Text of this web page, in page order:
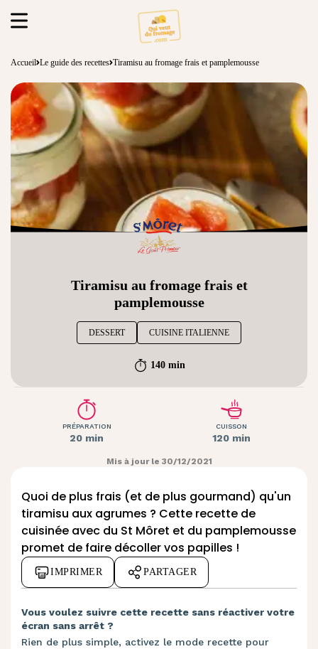
Accueil Le guide des recettes Tiramisu au fromage frais et pamplemousse
Tiramisu au fromage frais et
pamplemousse
DESSERT CUISINE ITALIENNE
140 min
PRÉPARATION
20 min
CUISSON
120 min
Mis à jour le 30/12/2021
Quoi de plus frais (et de plus gourmand) qu'un
tiramisu aux agrumes ? Cette recette de
cuisinée avec du St Môret et du pamplemousse
promet de faire décoller vos papilles !
IMPRIMER PARTAGER
Vous voulez suivre cette recette sans réactiver votre
écran sans arrêt ?
Rien de plus simple, activez le mode recette pour